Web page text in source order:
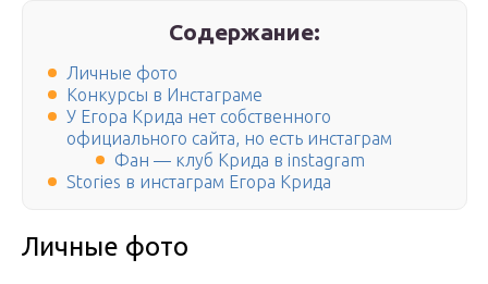
Содержание:
Личные фото
Конкурсы в Инстаграме
У Егора Крида нет собственного
официального сайта, но есть инстаграм
Фан — клуб Крида в instagram
Stories в инстаграм Егора Крида
Личные фото